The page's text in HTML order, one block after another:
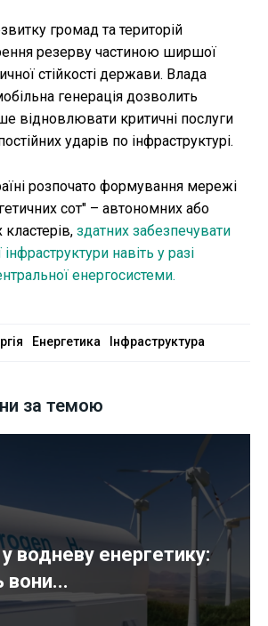
громад та територій
резерву частиною ширшої
стійкості держави. Влада
генерація дозволить
відновлювати критичні послуги
ударів по інфраструктурі.
розпочато формування мережі
сот" – автономних або
здатних забезпечувати
навіть у разі
енергосистеми.
Енергетика Інфраструктура
за темою
у водневу енергетику:
вони...